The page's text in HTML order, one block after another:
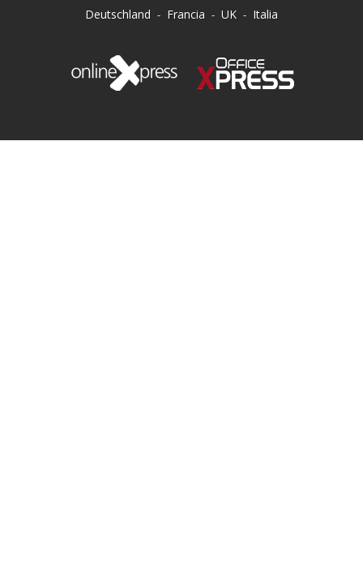
Deutschland - Francia - UK - Italia